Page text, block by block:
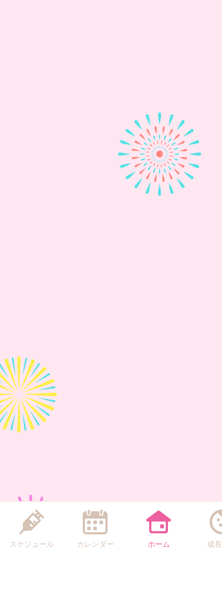
スケジュール カレンダー ホーム 成